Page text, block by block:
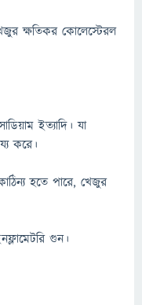
ক্ষতিকর কোলেস্টেরল
ইত্যাদি। যা
করে।
হতে পারে, খেজুর
গুন।